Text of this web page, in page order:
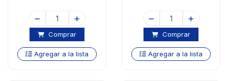
Comprar
Agregar a la lista
Comprar
Agregar a la lista